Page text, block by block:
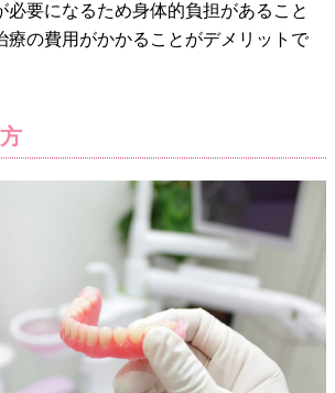
必要になるため身体的負担があること
療の費用がかかることがデメリットで